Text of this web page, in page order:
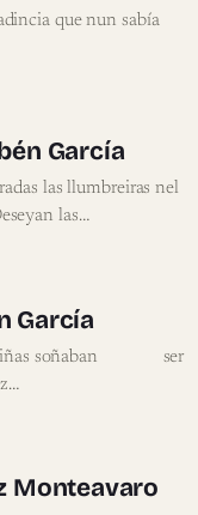
que nun sabía
García
las llumbreiras nel
las…
García
soñaban ser
Monteavaro